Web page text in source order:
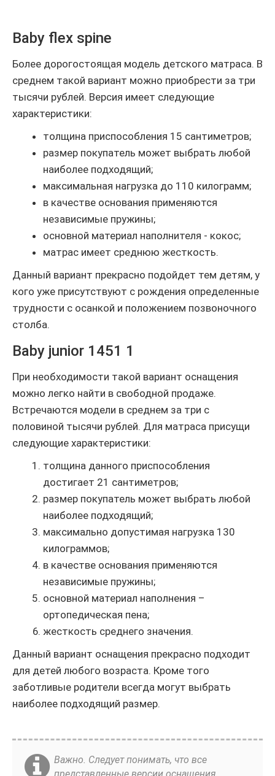
Baby flex spine
Более дорогостоящая модель детского матраса. В
среднем такой вариант можно приобрести за три
тысячи рублей. Версия имеет следующие
характеристики:
толщина приспособления 15 сантиметров;
размер покупатель может выбрать любой
наиболее подходящий;
максимальная нагрузка до 110 килограмм;
в качестве основания применяются
независимые пружины;
основной материал наполнителя - кокос;
матрас имеет среднюю жесткость.
Данный вариант прекрасно подойдет тем детям, у
кого уже присутствуют с рождения определенные
трудности с осанкой и положением позвоночного
столба.
Baby junior 1451 1
При необходимости такой вариант оснащения
можно легко найти в свободной продаже.
Встречаются модели в среднем за три с
половиной тысячи рублей. Для матраса присущи
следующие характеристики:
толщина данного приспособления
достигает 21 сантиметров;
размер покупатель может выбрать любой
наиболее подходящий;
максимально допустимая нагрузка 130
килограммов;
в качестве основания применяются
независимые пружины;
основной материал наполнения –
ортопедическая пена;
жесткость среднего значения.
Данный вариант оснащения прекрасно подходит
для детей любого возраста. Кроме того
заботливые родители всегда могут выбрать
наиболее подходящий размер.
Важно. Следует понимать, что все